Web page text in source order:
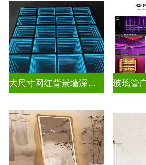
大尺寸网红背景墙深渊镜